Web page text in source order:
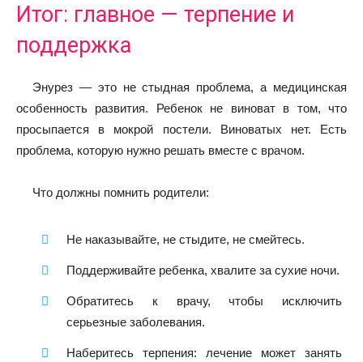
Итог: главное — терпение и
поддержка
Энурез — это не стыдная проблема, а медицинская
особенность развития. Ребенок не виноват в том, что
просыпается в мокрой постели. Виноватых нет. Есть
проблема, которую нужно решать вместе с врачом.
Что должны помнить родители:
Не наказывайте, не стыдите, не смейтесь.
Поддерживайте ребенка, хвалите за сухие ночи.
Обратитесь к врачу, чтобы исключить
серьезные заболевания.
Наберитесь терпения: лечение может занять